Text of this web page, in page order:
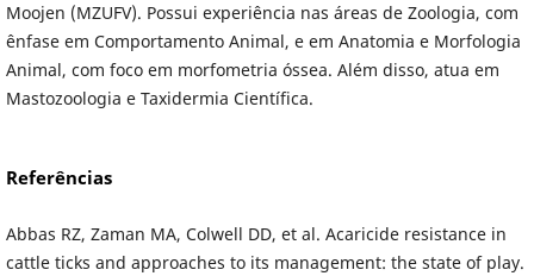
Moojen (MZUFV). Possui experiência nas áreas de Zoologia, com
ênfase em Comportamento Animal, e em Anatomia e Morfologia
Animal, com foco em morfometria óssea. Além disso, atua em
Mastozoologia e Taxidermia Científica.
Referências
Abbas RZ, Zaman MA, Colwell DD, et al. Acaricide resistance in
cattle ticks and approaches to its management: the state of play.